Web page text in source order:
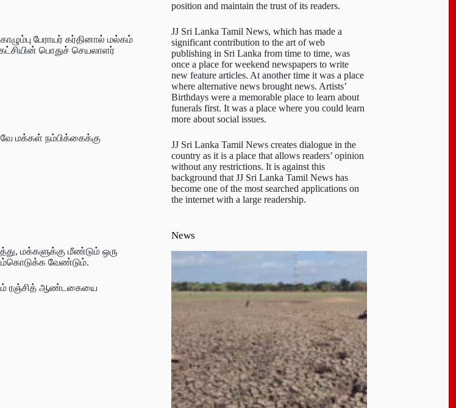
பேராயர் கர்தினால் மல்கம்
பொதுச் செயலாளர்
மக்கள் நம்பிக்கைக்கு
மக்களுக்கு மீண்டும் ஒரு
வேண்டும்.
ரஞ்சித் ஆண்டகையை
position and maintain the trust of its readers.
JJ Sri Lanka Tamil News, which has made a
significant contribution to the art of web
publishing in Sri Lanka from time to time, was
once a place for weekend newspapers to write
new feature articles. At another time it was a place
where alternative news brought news. Artists’
Birthdays were a memorable place to learn about
funerals first. It was a place where you could learn
more about social issues.
JJ Sri Lanka Tamil News creates dialogue in the
country as it is a place that allows readers’ opinion
without any restrictions. It is against this
background that JJ Sri Lanka Tamil News has
become one of the most searched applications on
the internet with a large readership.
News